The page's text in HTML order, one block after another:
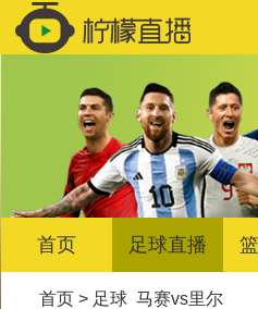
首页 足球直播
首页> 足球 马赛vs里尔